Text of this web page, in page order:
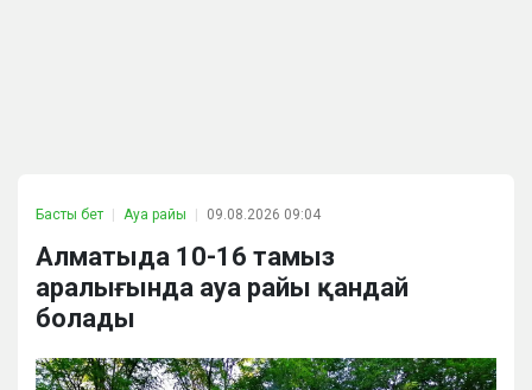
Басты бет Ауа райы 09.08.2026 09:04
Алматыда 10-16 тамыз
аралығында ауа райы қандай
болады